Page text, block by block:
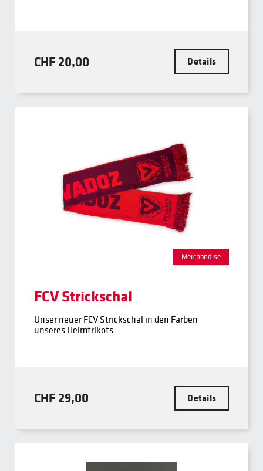
CHF 20,00 Details
Merchandise
FCV Strickschal
Unser neuer FCV Strickschal in den Farben
unseres Heimtrikots.
CHF 29,00 Details